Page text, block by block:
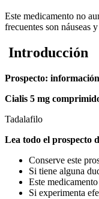
Este medicamento no
frecuentes son náuseas
Introducción
Prospecto:
Cialis 5 mg
Tadalafilo
Lea todo el prospecto
Conserve este
Si tiene alguna
Este
Si experimenta